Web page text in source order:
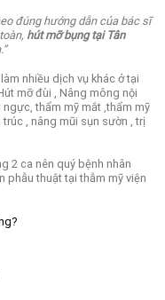
đúng hướng dẫn của bác sĩ
hút mỡ bụng tại Tân
nhiều dịch vụ khác ở tại
mỡ đùi , Nâng mông nội
thẩm mỹ mắt ,thẩm mỹ
, nâng mũi sụn sườn , trị
2 ca nên quý bệnh nhân
phẫu thuật tại thẫm mỹ viện